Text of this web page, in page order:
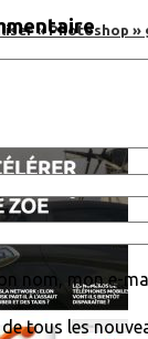
« Photoshop
nom, mon e-
tous les